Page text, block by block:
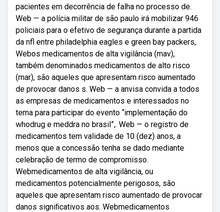
pacientes em decorrência de falha no processo de.
Web — a polícia militar de são paulo irá mobilizar 946
policiais para o efetivo de segurança durante a partida
da nfl entre philadelphia eagles e green bay packers,.
Webos medicamentos de alta vigilância (mav),
também denominados medicamentos de alto risco
(mar), são aqueles que apresentam risco aumentado
de provocar danos s. Web — a anvisa convida a todos
as empresas de medicamentos e interessados no
tema para participar do evento “implementação do
whodrug e meddra no brasil”,. Web — o registro de
medicamentos tem validade de 10 (dez) anos, a
menos que a concessão tenha se dado mediante
celebração de termo de compromisso.
Webmedicamentos de alta vigilância, ou
medicamentos potencialmente perigosos, são
aqueles que apresentam risco aumentado de provocar
danos signiﬁcativos aos. Webmedicamentos